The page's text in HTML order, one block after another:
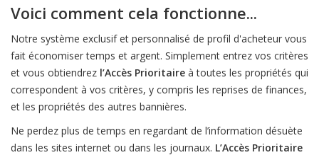
Voici comment cela fonctionne...
Notre système exclusif et personnalisé de profil d'acheteur vous
fait économiser temps et argent. Simplement entrez vos critères
et vous obtiendrez l’Accès Prioritaire à toutes les propriétés qui
correspondent à vos critères, y compris les reprises de finances,
et les propriétés des autres bannières.
Ne perdez plus de temps en regardant de l’information désuète
dans les sites internet ou dans les journaux. L’Accès Prioritaire